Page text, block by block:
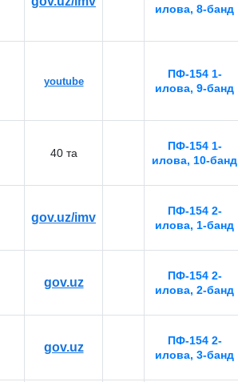
илова, 8-банд
youtube
ПФ-154 1-
илова, 9-банд
40 тa
ПФ-154 1-
илова, 10-банд
gov.uz/imv
ПФ-154 2-
илова, 1-банд
gov.uz
ПФ-154 2-
илова, 2-банд
gov.uz
ПФ-154 2-
илова, 3-банд